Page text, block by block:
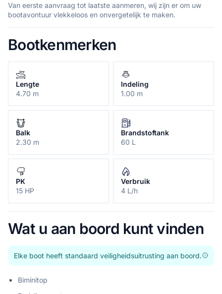
Van eerste aanvraag tot laatste aanmeren, wij zijn er om uw
bootavontuur vlekkeloos en onvergetelijk te maken.
Bootkenmerken
Lengte
4.70 m
Indeling
1.00 m
Balk
2.30 m
Brandstoftank
60 L
PK
15 HP
Verbruik
4 L/h
Wat u aan boord kunt vinden
Elke boot heeft standaard veiligheidsuitrusting aan boord.
Biminitop